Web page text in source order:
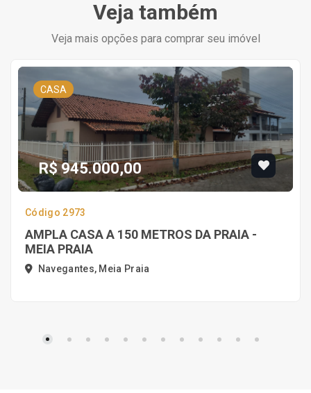
Veja também
Veja mais opções para comprar seu imóvel
CASA
R$ 945.000,00
Código 2973
AMPLA CASA A 150 METROS DA PRAIA -
MEIA PRAIA
Navegantes, Meia Praia